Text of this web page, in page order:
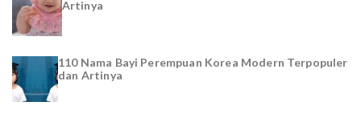
Artinya
110 Nama Bayi Perempuan Korea Modern Terpopuler
dan Artinya